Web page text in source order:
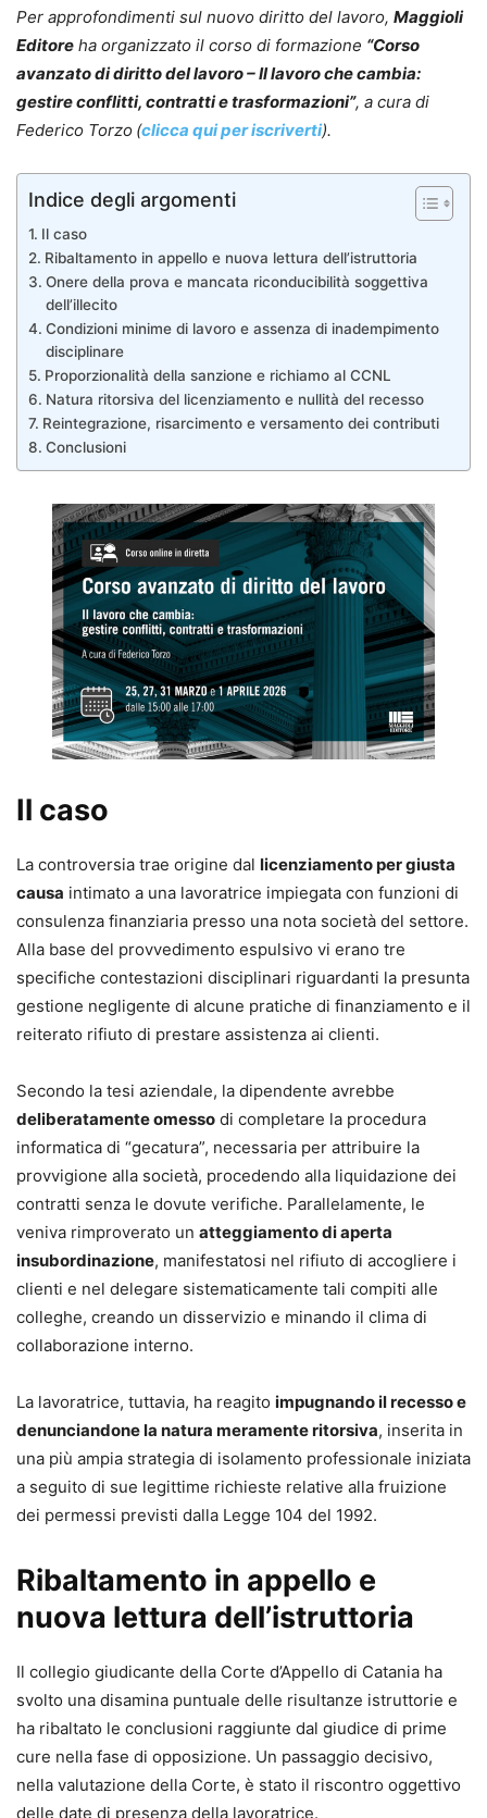
Per approfondimenti sul nuovo diritto del lavoro, Maggioli
Editore ha organizzato il corso di formazione “Corso
avanzato di diritto del lavoro – Il lavoro che cambia:
gestire conflitti, contratti e trasformazioni”, a cura di
Federico Torzo (clicca qui per iscriverti).
Indice degli argomenti
Il caso
Ribaltamento in appello e nuova lettura dell’istruttoria
Onere della prova e mancata riconducibilità soggettiva
dell’illecito
Condizioni minime di lavoro e assenza di inadempimento
disciplinare
Proporzionalità della sanzione e richiamo al CCNL
Natura ritorsiva del licenziamento e nullità del recesso
Reintegrazione, risarcimento e versamento dei contributi
Conclusioni
Il caso
La controversia trae origine dal licenziamento per giusta
causa intimato a una lavoratrice impiegata con funzioni di
consulenza finanziaria presso una nota società del settore.
Alla base del provvedimento espulsivo vi erano tre
specifiche contestazioni disciplinari riguardanti la presunta
gestione negligente di alcune pratiche di finanziamento e il
reiterato rifiuto di prestare assistenza ai clienti.
Secondo la tesi aziendale, la dipendente avrebbe
deliberatamente omesso di completare la procedura
informatica di “gecatura”, necessaria per attribuire la
provvigione alla società, procedendo alla liquidazione dei
contratti senza le dovute verifiche. Parallelamente, le
veniva rimproverato un atteggiamento di aperta
insubordinazione, manifestatosi nel rifiuto di accogliere i
clienti e nel delegare sistematicamente tali compiti alle
colleghe, creando un disservizio e minando il clima di
collaborazione interno.
La lavoratrice, tuttavia, ha reagito impugnando il recesso e
denunciandone la natura meramente ritorsiva, inserita in
una più ampia strategia di isolamento professionale iniziata
a seguito di sue legittime richieste relative alla fruizione
dei permessi previsti dalla Legge 104 del 1992.
Ribaltamento in appello e
nuova lettura dell’istruttoria
Il collegio giudicante della Corte d’Appello di Catania ha
svolto una disamina puntuale delle risultanze istruttorie e
ha ribaltato le conclusioni raggiunte dal giudice di prime
cure nella fase di opposizione. Un passaggio decisivo,
nella valutazione della Corte, è stato il riscontro oggettivo
delle date di presenza della lavoratrice.